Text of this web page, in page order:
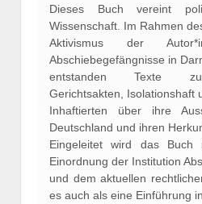
Dieses Buch vereint
Wissenschaft. Im Rahmen
Aktivismus der
Abschiebegefängnisse in
entstanden Texte zu
Gerichtsakten, Isolationshaft
Inhaftierten über ihre
Deutschland und ihren
Eingeleitet wird das Buch
Einordnung der Institution
und dem aktuellen
es auch als eine Einführung